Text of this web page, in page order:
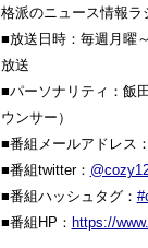
格派のニュース情報ラ
■放送日時：毎週月
放送
■パーソナリティ：飯
ウンサー）
■番組メールアドレス：
■番組twitter：
■番組ハッシュタグ：
■番組HP： https://